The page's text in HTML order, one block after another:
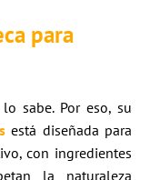
para
sabe. Por eso, su
está diseñada para
con ingredientes
la naturaleza